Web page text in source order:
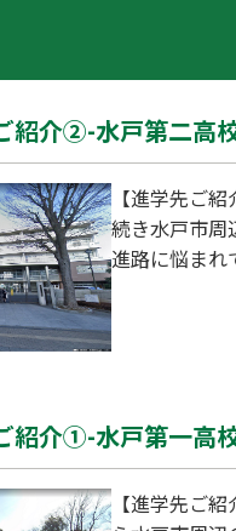
紹介②-水戸第二高
【進学先ご
続き水戸市周
進路に悩まれ
紹介①-水戸第一高
【進学先ご